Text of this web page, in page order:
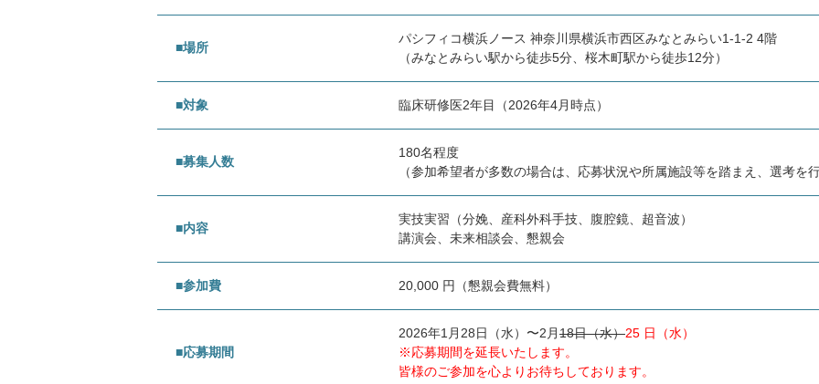
■場所
パシフィコ横浜ノース 神奈川県横浜市西区みなとみらい1-1-2 4階
（みなとみらい駅から徒歩5分、桜木町駅から徒歩12分）
■対象 臨床研修医2年目（2026年4月時点）
■募集人数
180名程度
（参加希望者が多数の場合は、応募状況や所属施設等を踏まえ、選考を行
■内容
実技実習（分娩、産科外科手技、腹腔鏡、超音波）
講演会、未来相談会、懇親会
■参加費 20,000 円（懇親会費無料）
■応募期間
2026年1月28日（水）〜2月18日（水）25 日（水）
※応募期間を延長いたします。
皆様のご参加を心よりお待ちしております。